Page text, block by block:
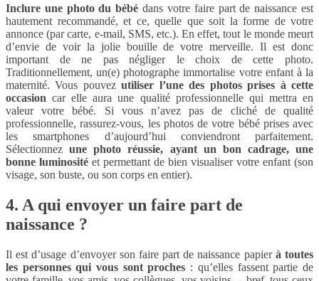
Inclure une photo du bébé dans votre faire part de naissance est
hautement recommandé, et ce, quelle que soit la forme de votre
annonce (par carte, e-mail, SMS, etc.). En effet, tout le monde meurt
d’envie de voir la jolie bouille de votre merveille. Il est donc
important de ne pas négliger le choix de cette photo.
Traditionnellement, un(e) photographe immortalise votre enfant à la
maternité. Vous pouvezutiliser l’une des photos prises à cette
occasion car elle aura une qualité professionnelle qui mettra en
valeur votre bébé. Si vous n’avez pas de cliché de qualité
professionnelle, rassurez-vous, les photos de votre bébé prises avec
les smartphones d’aujourd’hui conviendront parfaitement.
Sélectionnezune photo réussie, ayant un bon cadrage, une
bonne luminosité et permettant de bien visualiser votre enfant (son
visage, son buste, ou son corps en entier).
4. A qui envoyer un faire part de
naissance ?
Il est d’usage d’envoyer son faire part de naissance papier à toutes
les personnes qui vous sont proches : qu’elles fassent partie de